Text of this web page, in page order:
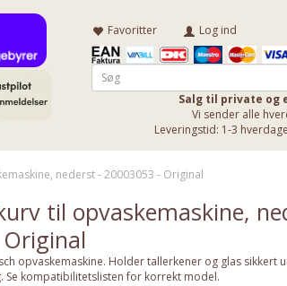
Favoritter Log ind
Salg til private og
Vi sender alle
Leveringstid: 1-3
nederst - 20003053 - Original
til opvaskemaskine,
opvaskemaskine. Holder tallerkener og glas sikkert
Se kompatibilitetslisten for korrekt model.